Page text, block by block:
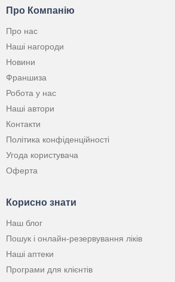
Про Компанію
Про нас
Наші нагороди
Новини
Франшиза
Робота у нас
Наші автори
Контакти
Політика конфіденційності
Угода користувача
Оферта
Корисно знати
Наш блог
Пошук і онлайн-резервування ліків
Наші аптеки
Програми для клієнтів